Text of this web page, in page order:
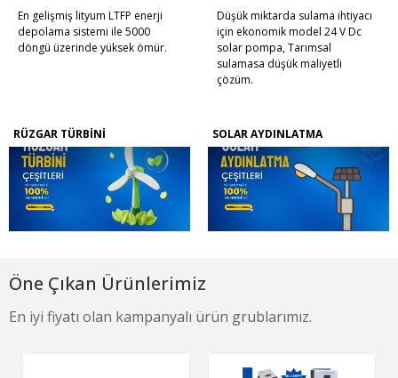
En gelişmiş lityum LTFP enerji
depolama sistemi ile 5000
döngü üzerinde yüksek ömür.
Düşük miktarda sulama ihtiyacı
için ekonomik model 24 V Dc
solar pompa, Tarımsal
sulamasa düşük maliyetli
çözüm.
RÜZGAR TÜRBİNİ SOLAR AYDINLATMA
Öne Çıkan Ürünlerimiz
En iyi fiyatı olan kampanyalı ürün grublarımız.